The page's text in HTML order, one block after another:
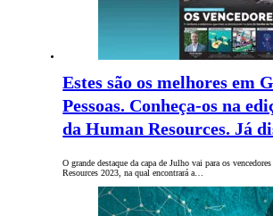
Estes são os melhores em
Pessoas. Conheça-os na
da Human Resources. Já
O grande destaque da capa de Julho vai para os
Resources 2023, na qual encontrará a…